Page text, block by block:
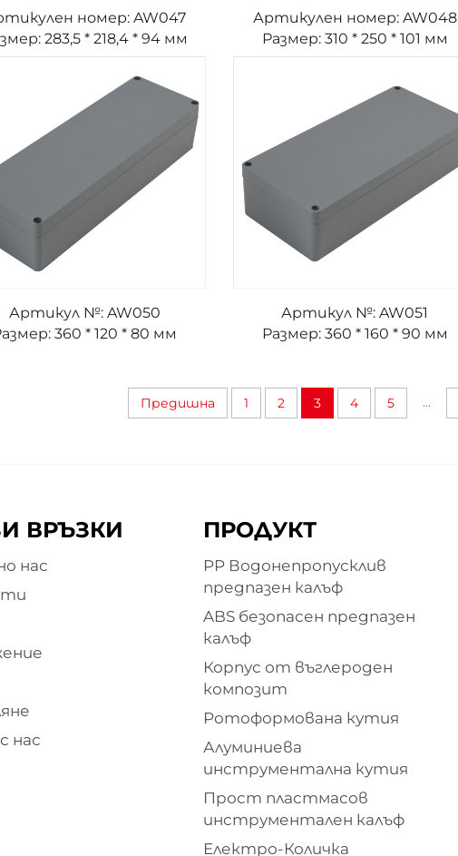
номер: AW047
283,5 * 218,4 * 94 мм
Артикулен номер: AW048
Размер: 310 * 250 * 101 мм
Артикул №: AW050
360 * 120 * 80 мм
Артикул №: AW051
Размер: 360 * 160 * 90 мм
Предишна 1 2 3 4 5 ...
ВРЪЗКИ
нас
нас
ПРОДУКТ
PP Водонепропусклив
предпазен калъф
ABS безопасен предпазен
калъф
Корпус от въглероден
композит
Ротоформована кутия
Алуминиева
инструментална кутия
Прост пластмасов
инструментален калъф
Електро-Количка